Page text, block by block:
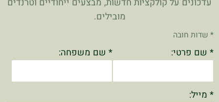
עדכונים על קולקציות חדשות, מבצעים ייחודיים וטרנדים
מובילים.
* שדות חובה
* שם פרטי: * שם משפחה:
* מייל: